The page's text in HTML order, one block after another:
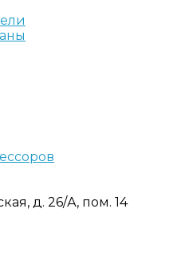
д. 26/А, пом. 14